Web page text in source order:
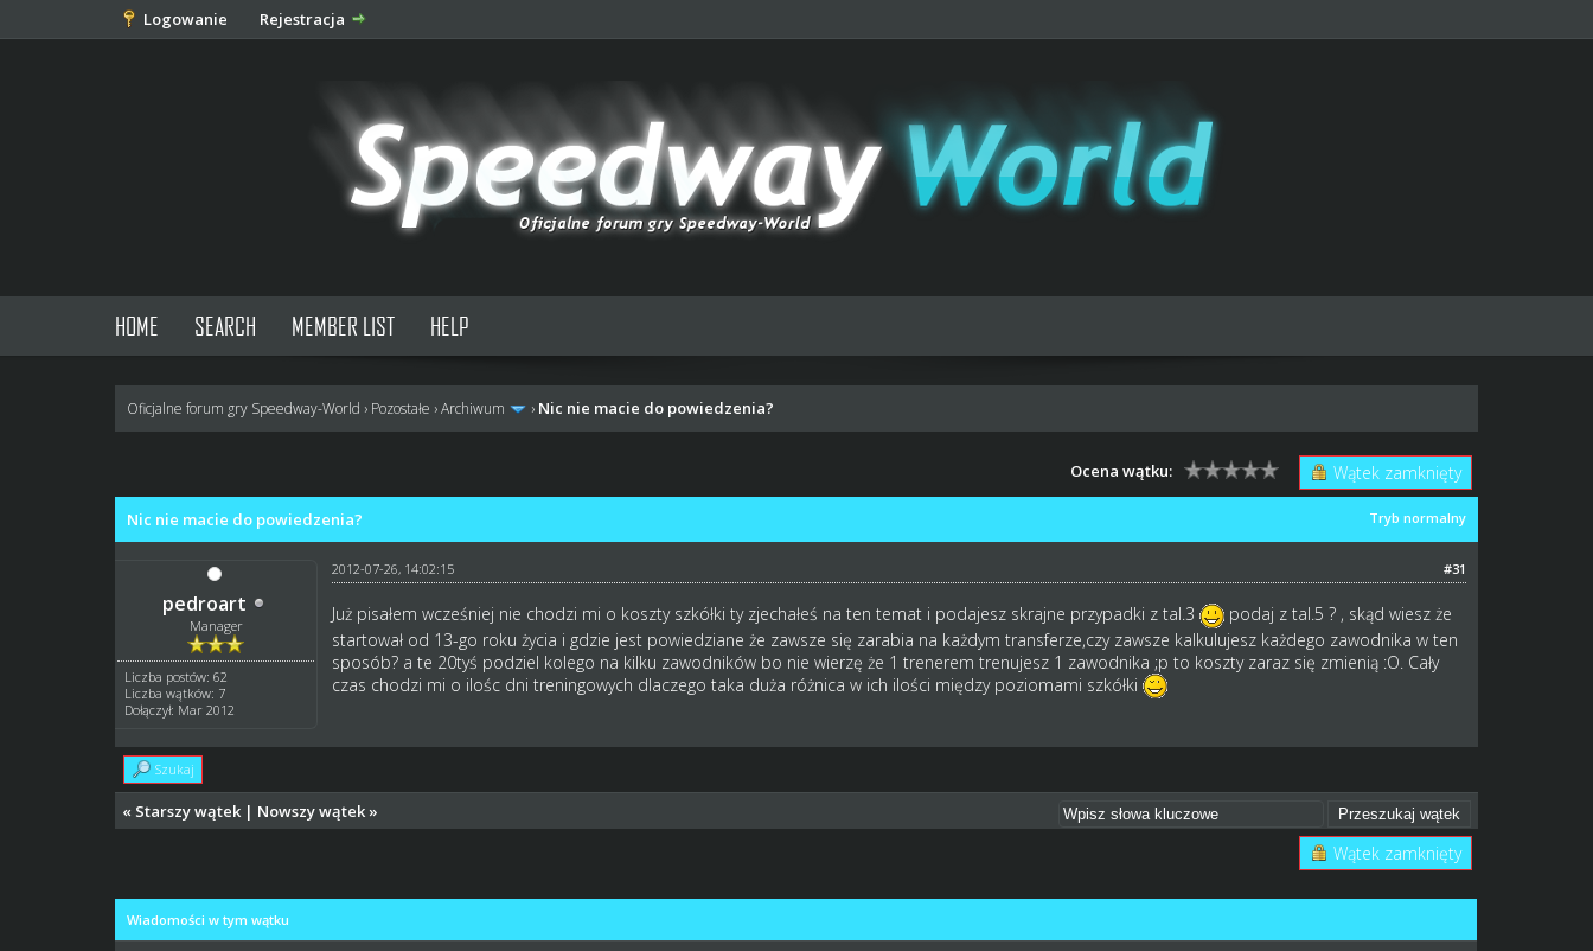
Logowanie Rejestracja
HOME SEARCH MEMBER LIST HELP
Oficjalne forum gry Speedway-World › Pozostałe ›Archiwum › Nic nie macie do powiedzenia?
Wątek zamknięty
Ocena wątku:
Tryb normalny
Nic nie macie do powiedzenia?
pedroart
Manager
Liczba postów: 62
Liczba wątków: 7
Dołączył: Mar 2012
#31
2012-07-26, 14:02:15
Już pisałem wcześniej nie chodzi mi o koszty szkółki ty zjechałeś na ten temat i podajesz skrajne przypadki z tal.3
podaj z tal.5 ? , skąd wiesz że
startował od 13-go roku życia i gdzie jest powiedziane że zawsze się zarabia na każdym transferze,czy zawsze kalkulujesz każdego zawodnika w ten
sposób? a te 20tyś podziel kolego na kilku zawodników bo nie wierzę że 1 trenerem trenujesz 1 zawodnika ;p to koszty zaraz się zmienią :O. Cały
czas chodzi mi o ilośc dni treningowych dlaczego taka duża różnica w ich ilości między poziomami szkółki
Szukaj
« Starszy wątek | Nowszy wątek »
Wątek zamknięty
Wiadomości w tym wątku